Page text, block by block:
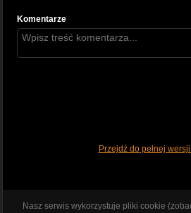
Komentarze
Przejdź do pełnej
Nasz serwis wykorzystuje pliki cookie